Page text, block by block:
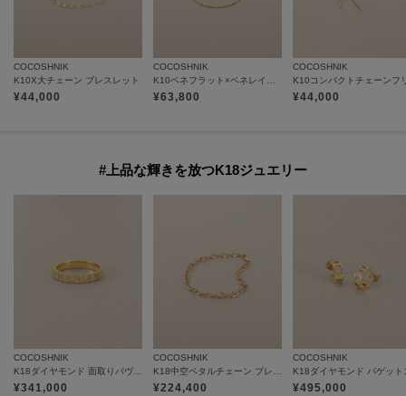
COCOSHNIK
K10X大チェーン ブレスレット
¥44,000
COCOSHNIK
¥63,800
COCOSHNIK
¥44,000
#上品な輝きを放つK18ジュエリー
COCOSHNIK
¥341,000
COCOSHNIK
¥224,400
COCOSHNIK
¥495,000